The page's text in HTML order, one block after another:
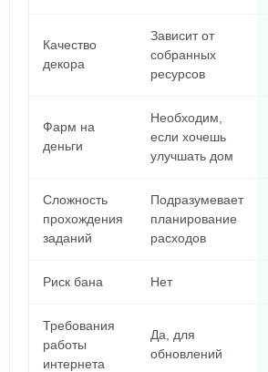
Качество
декора
Зависит от
собранных
ресурсов
Фарм на
деньги
Необходим,
если хочешь
улучшать дом
Сложность
прохождения
заданий
Подразумевает
планирование
расходов
Риск бана Нет
Требования
работы
интернета
Да, для
обновлений